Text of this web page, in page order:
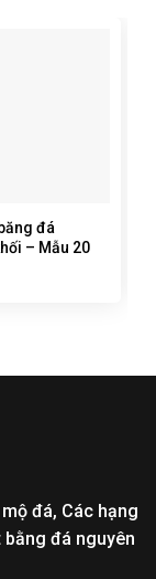
đá
– Mẫu 20
đá, Các hạng
đá nguyên